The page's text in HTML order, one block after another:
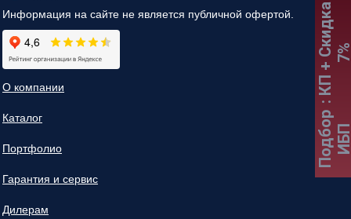
Информация на сайте не является публичной офертой.
О компании
Каталог
Портфолио
Гарантия и сервис
Дилерам
Подбор
:
К
П
+
С
к
и
д
к
а
7